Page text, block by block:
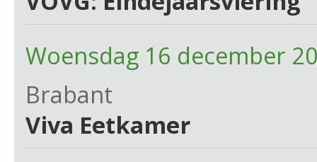
Woensdag 16 december
Brabant
Viva Eetkamer